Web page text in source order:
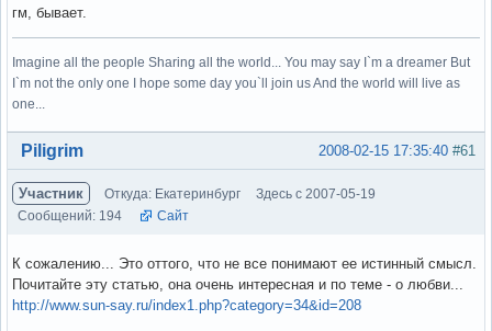
гм, бывает.
Imagine all the people Sharing all the world... You may say I`m a dreamer But
I`m not the only one I hope some day you`ll join us And the world will live as
one...
Вне форума #61
2008-02-15 17:35:40
Piligrim
Участник Откуда: Екатеринбург
Здесь с 2007-05-19
Сообщений: 194
Сайт
К сожалению... Это оттого, что не все понимают ее истинный смысл.
Почитайте эту статью, она очень интересная и по теме - о любви...
http://www.sun-say.ru/index1.php?category=34&id=208